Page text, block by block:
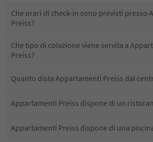
Che orari di check-in sono previsti presso
Preiss?
Che tipo di colazione viene servita a
Preiss?
Quanto dista Appartamenti Preiss dal
Appartamenti Preiss dispone di un
Appartamenti Preiss dispone di una